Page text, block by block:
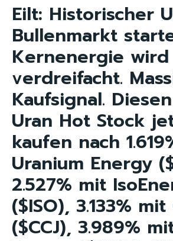
Eilt: Historischer
Bullenmarkt
Kernenergie wird
verdreifacht.
Kaufsignal.
Uran Hot Stock
kaufen nach
Uranium Energy
2.527% mit
($ISO), 3.133%
($CCJ), 3.989%